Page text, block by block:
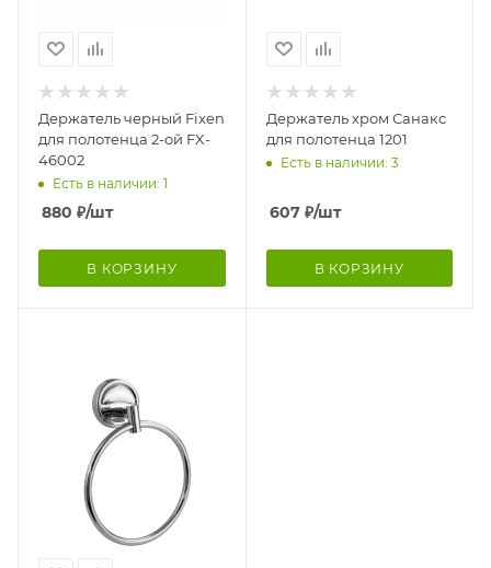
Держатель черный Fixen
для полотенца 2-ой FX-
46002
Есть в наличии: 1
880 ₽/шт
В КОРЗИНУ
Держатель хром Санакс
для полотенца 1201
Есть в наличии: 3
607₽/шт
В КОРЗИНУ